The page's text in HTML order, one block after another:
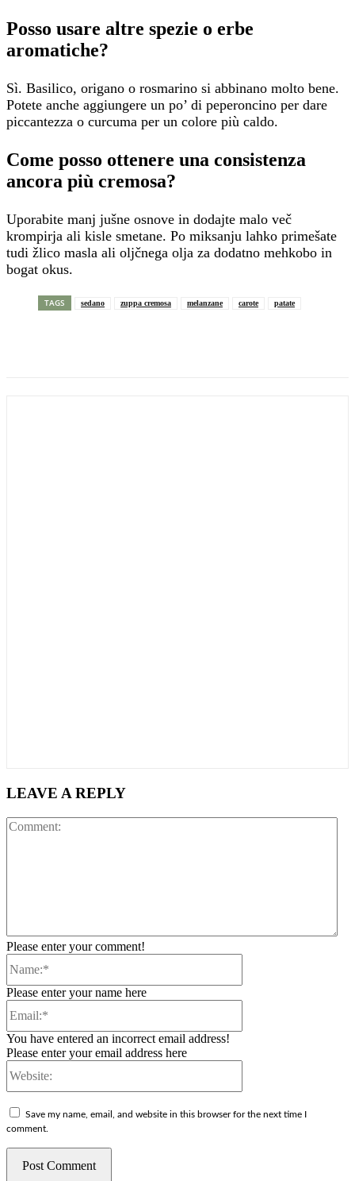
Posso usare altre spezie o erbe
aromatiche?
Sì. Basilico, origano o rosmarino si abbinano molto bene.
Potete anche aggiungere un po’ di peperoncino per dare
piccantezza o curcuma per un colore più caldo.
Come posso ottenere una consistenza
ancora più cremosa?
Uporabite manj jušne osnove in dodajte malo več
krompirja ali kisle smetane. Po miksanju lahko primešate
tudi žlico masla ali oljčnega olja za dodatno mehkobo in
bogat okus.
TAGS sedano zuppa cremosa melanzane carote patate
LEAVE A REPLY
Please enter your comment!
Please enter your name here
You have entered an incorrect email address!
Please enter your email address here
Save my name, email, and website in this browser for the next time I
comment.